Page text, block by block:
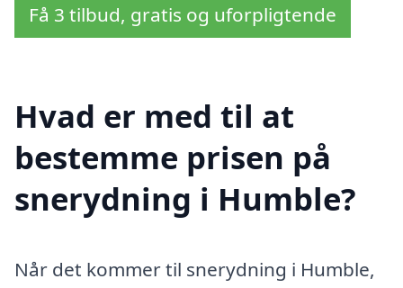
Få 3 tilbud, gratis og uforpligtende
Hvad er med til at
bestemme prisen på
snerydning i Humble?
Når det kommer til snerydning i Humble,